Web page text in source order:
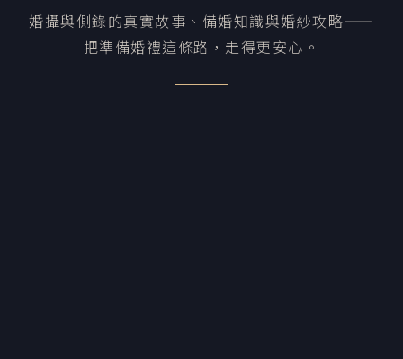
婚攝與側錄的真實故事、備婚知識與婚紗攻略——
把準備婚禮這條路，走得更安心。